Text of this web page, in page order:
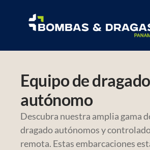
Equipo de dragado
autónomo
Descubra nuestra amplia gama
dragado autónomos y
remota. Estas embarcaciones